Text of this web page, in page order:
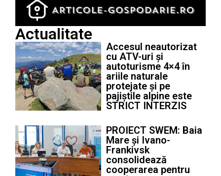
Actualitate
Accesul neautorizat
cu ATV-uri și
autoturisme 4×4 în
ariile naturale
protejate și pe
pajiștile alpine este
STRICT INTERZIS
PROIECT SWEM: Baia
Mare și Ivano-
Frankivsk
consolidează
cooperarea pentru